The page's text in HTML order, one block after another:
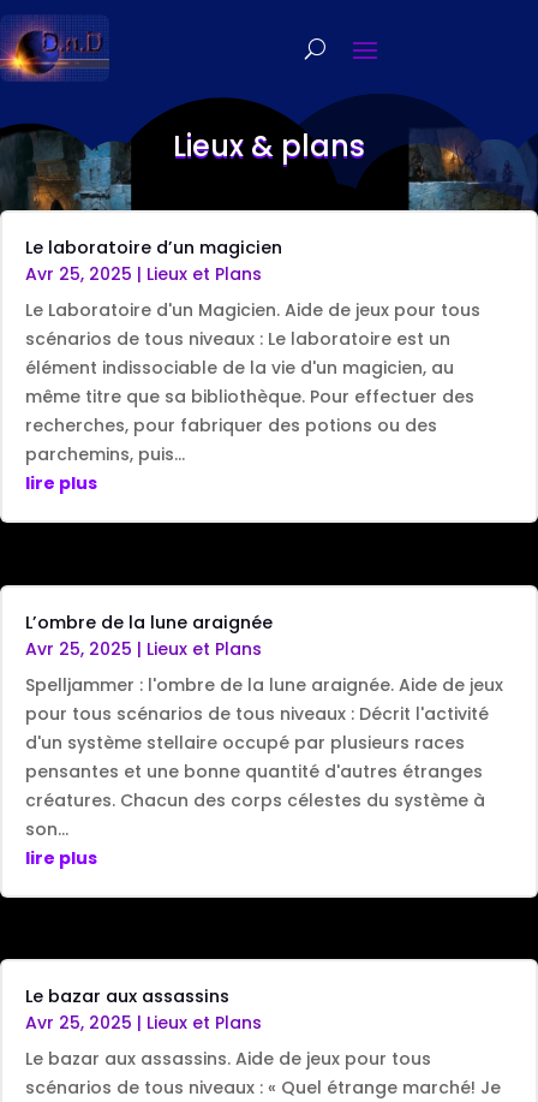
Lieux & plans
Le laboratoire d’un magicien
Avr 25, 2025 | Lieux et Plans
Le Laboratoire d'un Magicien. Aide de jeux pour tous
scénarios de tous niveaux : Le laboratoire est un
élément indissociable de la vie d'un magicien, au
même titre que sa bibliothèque. Pour effectuer des
recherches, pour fabriquer des potions ou des
parchemins, puis...
lire plus
L’ombre de la lune araignée
Avr 25, 2025 | Lieux et Plans
Spelljammer : l'ombre de la lune araignée. Aide de jeux
pour tous scénarios de tous niveaux : Décrit l'activité
d'un système stellaire occupé par plusieurs races
pensantes et une bonne quantité d'autres étranges
créatures. Chacun des corps célestes du système à
son...
lire plus
Le bazar aux assassins
Avr 25, 2025 | Lieux et Plans
Le bazar aux assassins. Aide de jeux pour tous
scénarios de tous niveaux : « Quel étrange marché! Je